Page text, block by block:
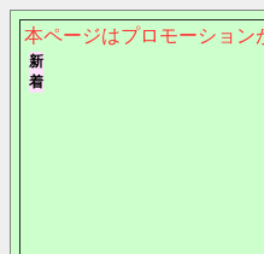
本ページはプロモーション